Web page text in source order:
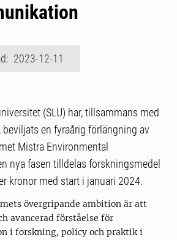
2023-12-11
(SLU) har, tillsammans med
beviljats en fyraårig förlängning av
Mistra Environmental
nya fasen tilldelas forskningsmedel
kronor med start i januari 2024.
övergripande ambition är att
avancerad förståelse för
i forskning, policy och praktik i